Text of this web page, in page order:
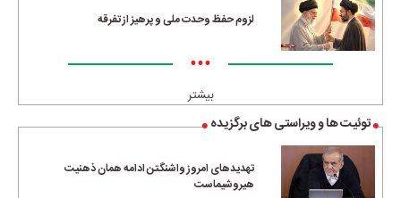
لزوم حفظ وحدت ملی و پرهیز از تفرقه
•••
بیشتر
توئیت ها و ویراستی های برگزیده
تهدیدهای امروز واشنگتن ادامه همان ذهنیت
هیروشیماست